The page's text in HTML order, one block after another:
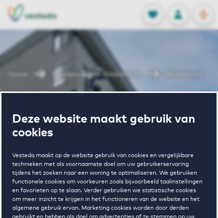
Deze website maakt gebruik van
cookies
Vesteda maakt op de website gebruik van cookies en vergelijkbare
technieken met als voornaamste doel om uw gebruikerservaring
tijdens het zoeken naar een woning te optimaliseren. We gebruiken
functionele cookies om voorkeuren zoals bijvoorbeeld taalinstellingen
en favorieten op te slaan. Verder gebruiken we statistische cookies
om meer inzicht te krijgen in het functioneren van de website en het
algemene gebruik ervan. Marketing cookies worden door derden
FAVORIETEN
Opgeslagen
INLOGGEN
NL
EN
Huurwoningen Amsterdam
Wonen in
Mondriaan
Regelmatig beschikbaar